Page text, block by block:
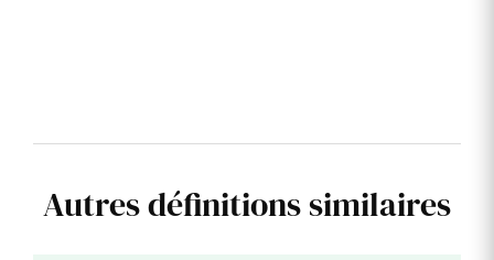
Autres définitions similaires